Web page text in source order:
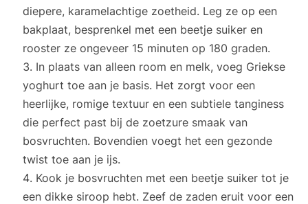
diepere, karamelachtige zoetheid. Leg ze op een
bakplaat, besprenkel met een beetje suiker en
rooster ze ongeveer 15 minuten op 180 graden.
In plaats van alleen room en melk, voeg Griekse
yoghurt toe aan je basis. Het zorgt voor een
heerlijke, romige textuur en een subtiele tanginess
die perfect past bij de zoetzure smaak van
bosvruchten. Bovendien voegt het een gezonde
twist toe aan je ijs.
Kook je bosvruchten met een beetje suiker tot je
een dikke siroop hebt. Zeef de zaden eruit voor een